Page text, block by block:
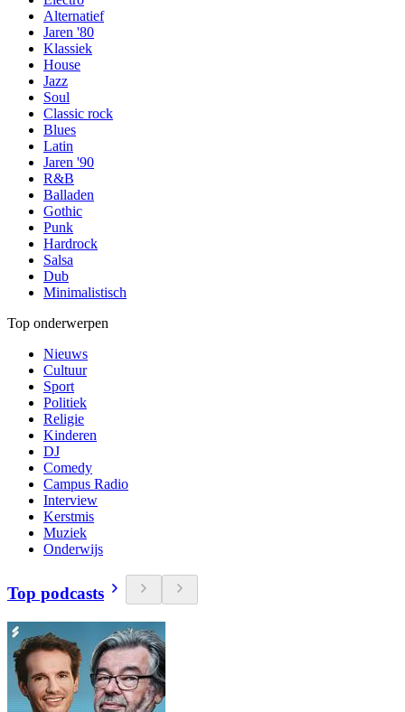
Alternatief
Jaren '80
Klassiek
House
Jazz
Soul
Classic rock
Blues
Latin
Jaren '90
R&B
Balladen
Gothic
Punk
Hardrock
Salsa
Dub
Minimalistisch
Top onderwerpen
Nieuws
Cultuur
Sport
Politiek
Religie
Kinderen
DJ
Comedy
Campus Radio
Interview
Kerstmis
Muziek
Onderwijs
Top podcasts